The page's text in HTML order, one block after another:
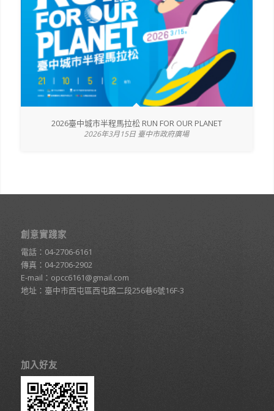
2026臺中城市半程馬拉松 RUN FOR OUR PLANET
2026年3月15日 臺中市政府廣場
創意實踐家
電話： 04-2706-6161
傳真：04-2706-2902
E-mail： opcc6161@gmail.com
地址：臺中市西屯區西屯路二段256巷6號16F-3
加入好友